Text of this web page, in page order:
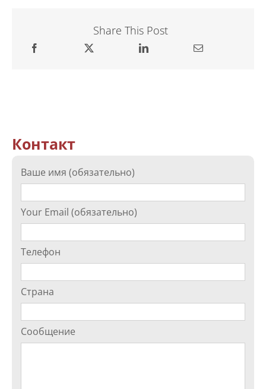
Share This Post
Контакт
Ваше имя (обязательно)
Your Email (обязательно)
Телефон
Страна
Сообщение